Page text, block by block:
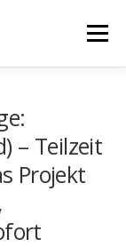
Menü
NEWS
– Teilzeit
Projekt